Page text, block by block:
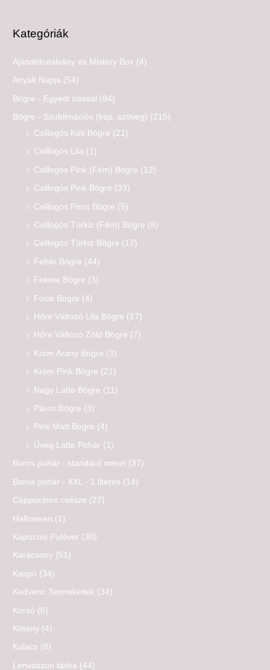
Kategóriák
Ajándékutalvány és Mistery Box (4)
Anyák Napja (54)
Bögre - Egyedi írással (84)
Bögre - Szublimációs (kép, szöveg) (215)
Csillogós Kék Bögre (21)
Csillogós Lila (1)
Csillogós Pink (Fém) Bögre (12)
Csillogós Pink Bögre (33)
Csillogós Piros Bögre (5)
Csillogós Türkiz (Fém) Bögre (8)
Csillogós Türkiz Bögre (17)
Fehér Bögre (44)
Fekete Bögre (3)
Focis Bögre (4)
Hőre Változó Lila Bögre (17)
Hőre Változó Zöld Bögre (7)
Króm Arany Bögre (3)
Króm Pink Bögre (21)
Nagy Latte Bögre (11)
Páros Bögre (3)
Pink Matt Bögre (4)
Üveg Latte Pohár (1)
Boros pohár - standard méret (37)
Boros pohár - XXL - 1 literes (14)
Cappucinos csésze (27)
Halloween (1)
Kapucnis Pulóver (30)
Karácsony (51)
Kaspó (34)
Kedvenc Termékeitek (34)
Korsó (6)
Kötény (4)
Kulacs (8)
Lenvászon táska (44)